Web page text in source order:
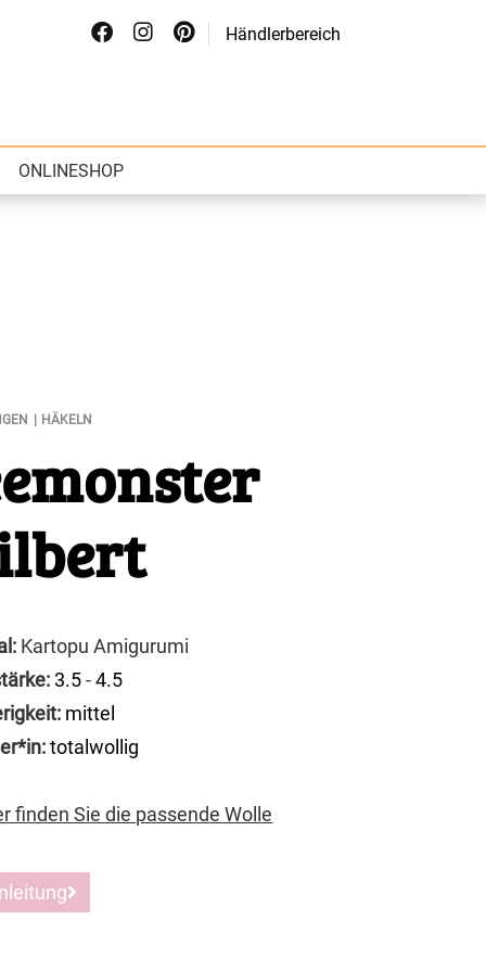
Händlerbereich
ONLINESHOP
HÄKELN
Kartopu Amigurumi
3.5-4.5
mittel
totalwollig
finden Sie die passende Wolle